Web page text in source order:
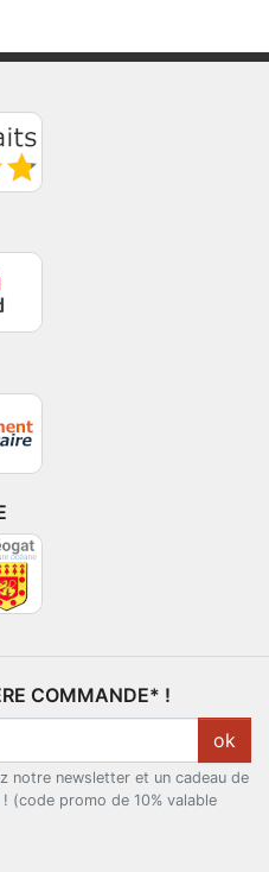
COMMANDE* !
ok
notre newsletter et un cadeau de
(code promo de 10% valable